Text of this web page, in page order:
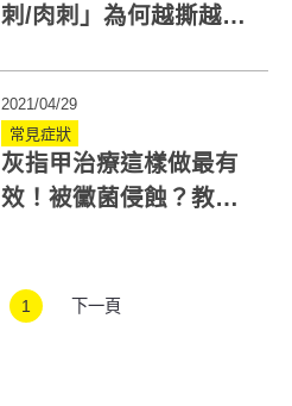
刺/肉刺」為何越撕越大
2021/04/29
常見症狀
灰指甲治療這樣做最有
效！被黴菌侵蝕？教你4
1 下一頁